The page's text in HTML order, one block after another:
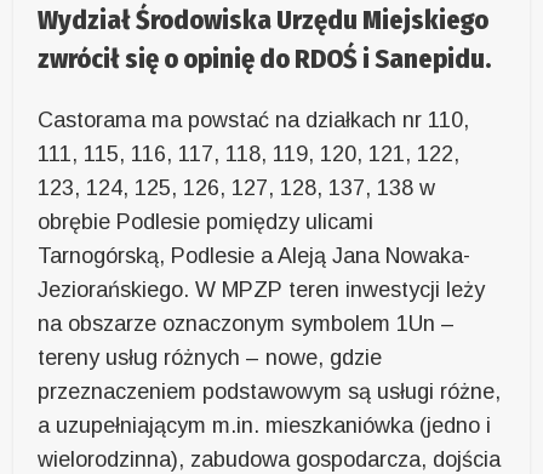
Wydział Środowiska Urzędu Miejskiego
zwrócił się o opinię do RDOŚ i Sanepidu.
Castorama ma powstać na działkach nr 110,
111, 115, 116, 117, 118, 119, 120, 121, 122,
123, 124, 125, 126, 127, 128, 137, 138 w
obrębie Podlesie pomiędzy ulicami
Tarnogórską, Podlesie a Aleją Jana Nowaka-
Jeziorańskiego. W MPZP teren inwestycji leży
na obszarze oznaczonym symbolem 1Un –
tereny usług różnych – nowe, gdzie
przeznaczeniem podstawowym są usługi różne,
a uzupełniającym m.in. mieszkaniówka (jedno i
wielorodzinna), zabudowa gospodarcza, dojścia